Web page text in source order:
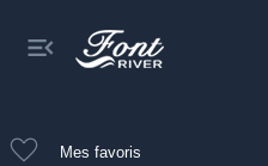
Mes favoris